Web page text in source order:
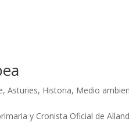
,Asturies, Historia, Medio
y Cronista Oficial de